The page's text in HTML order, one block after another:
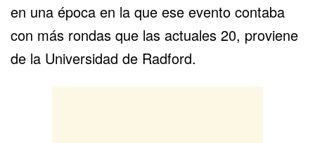
en una época en la que ese evento contaba
con más rondas que las actuales 20, proviene
de la Universidad de Radford.